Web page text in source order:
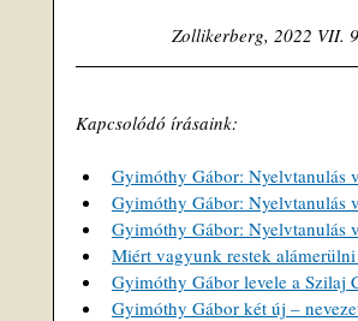
Zollikerberg, 2022 VII.
Kapcsolódó írásaink:
Gyimóthy Gábor: Nyelvtanulás
Gyimóthy Gábor: Nyelvtanulás
Gyimóthy Gábor: Nyelvtanulás
Miért vagyunk restek
Gyimóthy Gábor levele a Szilaj
Gyimóthy Gábor két új –